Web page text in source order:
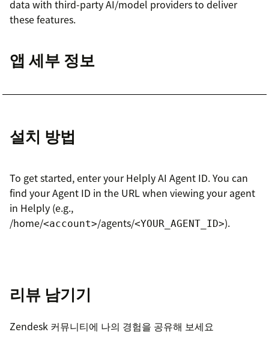
data with third-party AI/model providers to deliver
these features.
앱 세부 정보
설치 방법
To get started, enter your Helply AI Agent ID. You can
find your Agent ID in the URL when viewing your agent
in Helply (e.g.,
/home/<account>/agents/<YOUR_AGENT_ID>).
리뷰 남기기
Zendesk 커뮤니티에 나의 경험을 공유해 보세요